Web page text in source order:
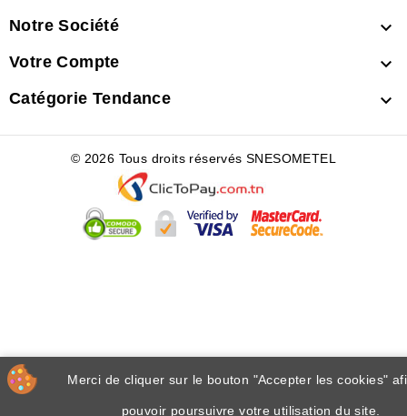
Notre Société 
Votre Compte 
Catégorie Tendance 
Merci de cliquer sur le bouton "Accepter les cookies"
pouvoir poursuivre votre utilisation du site.
© 2026 Tous droits réservés SNESOMETEL